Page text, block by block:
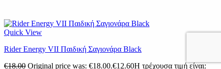
Quick View
Rider Energy VII Παιδική Σαγιονάρα Black
€18.00 Original price was: €18.00.€12.60Η τρέχουσα τιμή είναι: